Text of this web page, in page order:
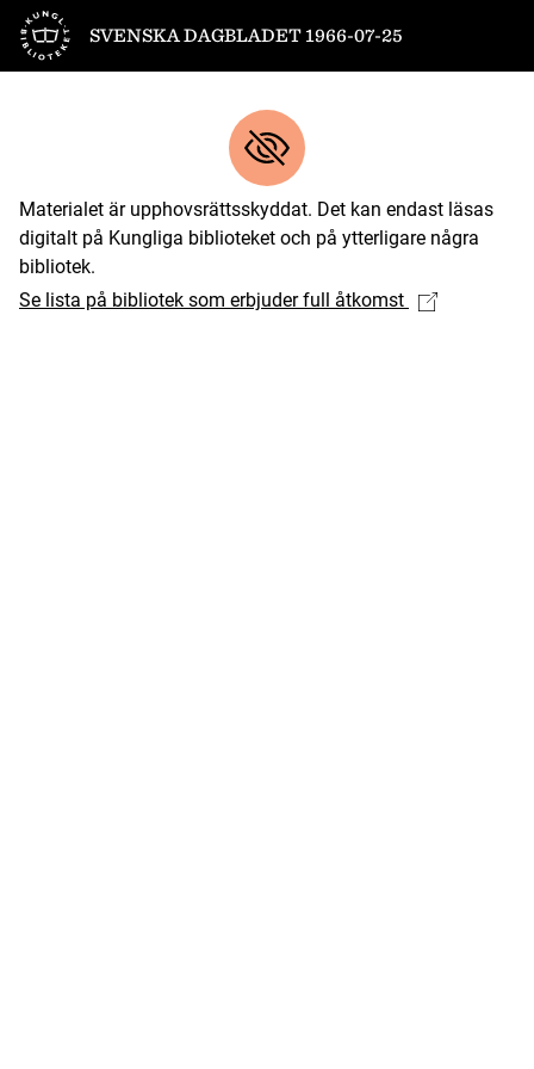
Till startsidan
SVENSKA DAGBLADET 1966-07-25
Materialet är upphovsrättsskyddat. Det kan endast läsas
digitalt på Kungliga biblioteket och på ytterligare några
bibliotek.
Se lista på bibliotek som erbjuder full åtkomst